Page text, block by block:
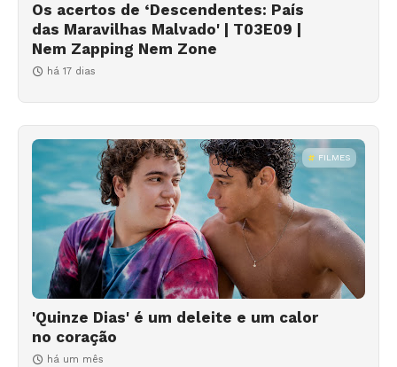
Os acertos de ‘Descendentes: País
das Maravilhas Malvado' | T03E09 |
Nem Zapping Nem Zone
há 17 dias
FILMES
'Quinze Dias' é um deleite e um calor
no coração
há um mês